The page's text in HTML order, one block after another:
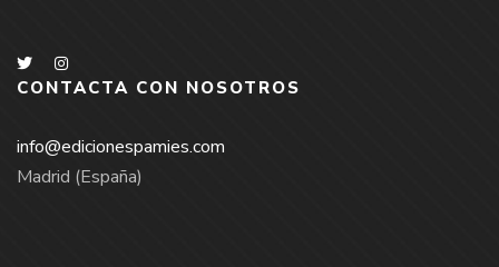
CONTACTA CON NOSOTROS
info@edicionespamies.com
Madrid (España)